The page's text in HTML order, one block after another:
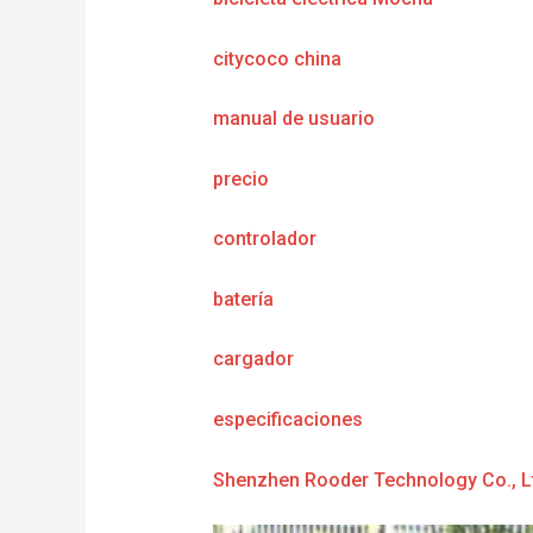
citycoco china
manual de usuario
precio
controlador
batería
cargador
especificaciones
Shenzhen Rooder Technology Co.,